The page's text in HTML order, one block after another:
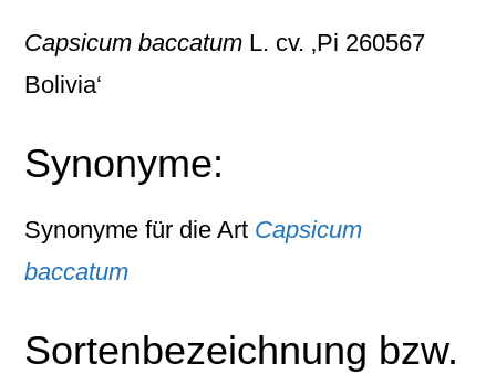
Capsicum baccatum L. cv. ‚Pi 260567
Bolivia‘
Synonyme:
Synonyme für die Art Capsicum
baccatum
Sortenbezeichnung bzw.